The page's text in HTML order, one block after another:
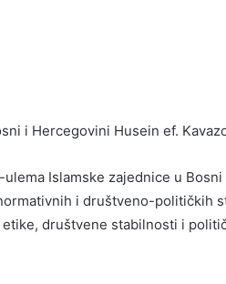
i Hercegovini Husein ef.
Islamske zajednice u
i društveno-političkih
društvene stabilnosti i